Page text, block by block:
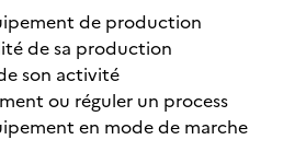
de production
de sa production
son activité
ou réguler un process
en mode de marche